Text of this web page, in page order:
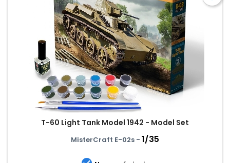
T-60 Light Tank Model 1942 - Model Set
MisterCraft E-02s - 1/35